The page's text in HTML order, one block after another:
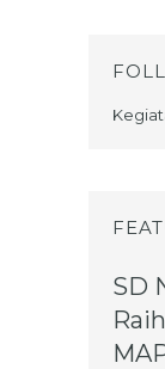
SD